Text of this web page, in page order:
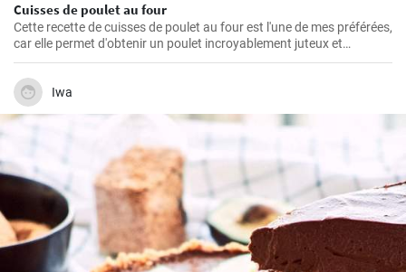
Cuisses de poulet au four
Cette recette de cuisses de poulet au four est l'une de mes préférées,
car elle permet d'obtenir un poulet incroyablement juteux et
savoureux. Les cuisses de poulet sont les parties du poulet que je
préfère cuire au four parce qu'elles restent juteuses même après un
long temps de cuisson. De plus, les ingrédients sont simples, mais
parviennent toujours à faire ressortir le meilleur du poulet, créant
ainsi un plat unique et délicieux.
Iwa